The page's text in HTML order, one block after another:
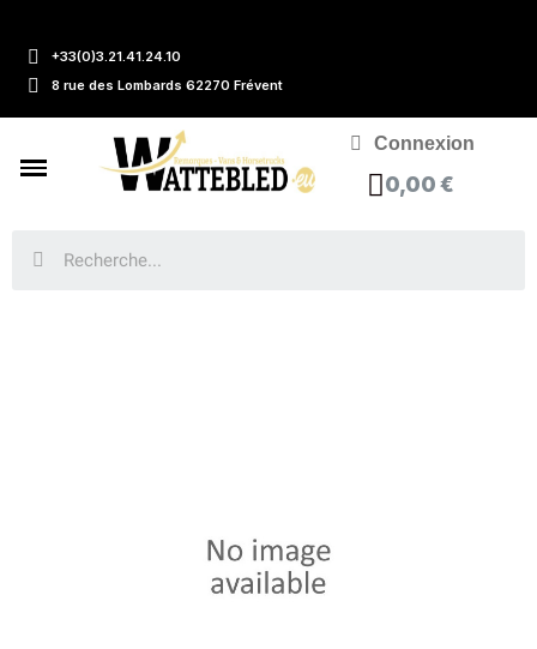
+33(0)3.21.41.24.10
8 rue des Lombards 62270 Frévent
Connexion
0,00 €